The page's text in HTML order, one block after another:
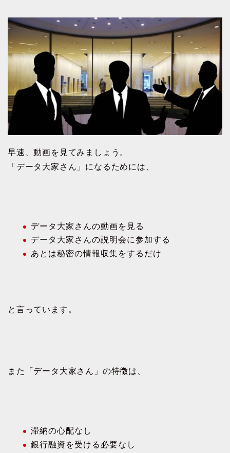
早速、動画を見てみましょう。
「データ大家さん」になるためには、
データ大家さんの動画を見る
データ大家さんの説明会に参加する
あとは秘密の情報収集をするだけ
と言っています。
また「データ大家さん」の特徴は、
滞納の心配なし
銀行融資を受ける必要なし